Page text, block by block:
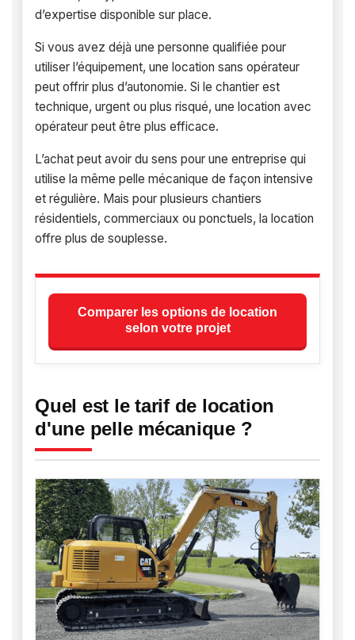
d’expertise disponible sur place.
Si vous avez déjà une personne qualifiée pour
utiliser l’équipement, une location sans opérateur
peut offrir plus d’autonomie. Si le chantier est
technique, urgent ou plus risqué, une location avec
opérateur peut être plus efficace.
L’achat peut avoir du sens pour une entreprise qui
utilise la même pelle mécanique de façon intensive
et régulière. Mais pour plusieurs chantiers
résidentiels, commerciaux ou ponctuels, la location
offre plus de souplesse.
Comparer les options de location
selon votre projet
Quel est le tarif de location
d'une pelle mécanique ?